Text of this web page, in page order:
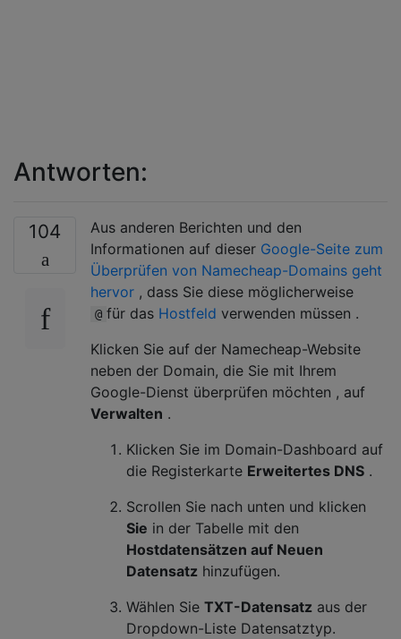
Antworten:
104
Aus anderen Berichten und den
Informationen auf dieser Google-Seite zum
Überprüfen von Namecheap-Domains geht
hervor , dass Sie diese möglicherweise
@ für das Hostfeld verwenden müssen .
Klicken Sie auf der Namecheap-Website
neben der Domain, die Sie mit Ihrem
Google-Dienst überprüfen möchten , auf
Verwalten .
Klicken Sie im Domain-Dashboard auf
die Registerkarte Erweitertes DNS .
Scrollen Sie nach unten und klicken
Sie in der Tabelle mit den
Hostdatensätzen auf Neuen
Datensatz hinzufügen.
Wählen Sie TXT-Datensatz aus der
Dropdown-Liste Datensatztyp.